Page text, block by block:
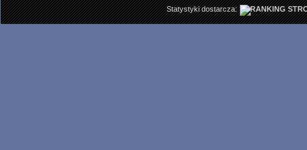
Statystyki dostarcza: